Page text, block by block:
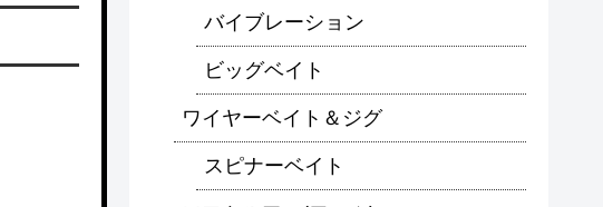
バイブレーション
ビッグベイト
ワイヤーベイト＆ジグ
スピナーベイト